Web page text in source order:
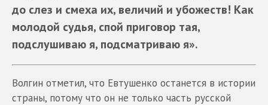
до слез и смеха их, величий и убожеств! Как
молодой судья, спой приговор тая,
подслушиваю я, подсматриваю я».
Волгин отметил, что Евтушенко останется в истории
страны, потому что он не только часть русской